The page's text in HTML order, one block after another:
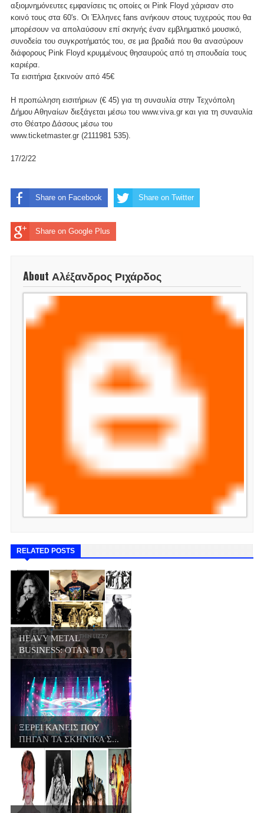
αξιομνημόνευτες εμφανίσεις τις οποίες οι Pink Floyd χάρισαν στο
κοινό τους στα 60's. Οι Έλληνες fans ανήκουν στους τυχερούς που θα
μπορέσουν να απολαύσουν επί σκηνής έναν εμβληματικό μουσικό,
συνοδεία του συγκροτήματός του, σε μια βραδιά που θα ανασύρουν
διάφορους Pink Floyd κρυμμένους θησαυρούς από τη σπουδαία τους
καριέρα.
Τα εισιτήρια ξεκινούν από 45€
H προπώληση εισιτήριων (€ 45) για τη συναυλία στην Τεχνόπολη
Δήμου Αθηναίων διεξάγεται μέσω του www.viva.gr και για τη συναυλία
στο Θέατρο Δάσους μέσω του
www.ticketmaster.gr (2111981 535).
17/2/22
Share on Facebook Share on Twitter
Share on Google Plus
About Αλέξανδρος Ριχάρδος
RELATED POSTS
HEAVY METAL
BUSINESS: ΟΤΑΝ ΤΟ
META...
ΞΕΡΕΙ ΚΑΝΕΙΣ ΠΟΥ
ΠΗΓΑΝ ΤΑ ΣΚΗΝΙΚΑ Σ...